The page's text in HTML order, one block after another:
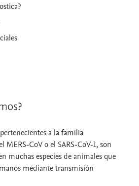
a la familia
MERS-CoV o el SARS-CoV-1, son
muchas especies de animales que
mediante transmisión